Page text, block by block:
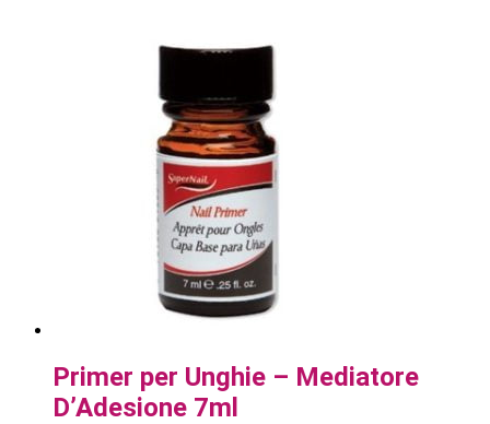
Primer per Unghie – Mediatore
D’Adesione 7ml